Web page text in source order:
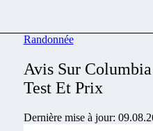
Randonnée
Avis Sur
Test Et Prix
Dernière mise à jour: